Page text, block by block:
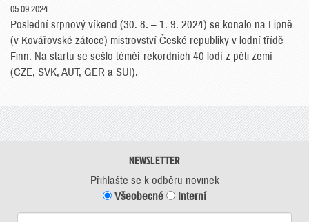
05.09.2024
Poslední srpnový víkend (30. 8. – 1. 9. 2024) se konalo na Lipně
(v Kovářovské zátoce) mistrovství České republiky v lodní třídě
Finn. Na startu se sešlo téměř rekordních 40 lodí z pěti zemí
(CZE, SVK, AUT, GER a SUI).
NEWSLETTER
Přihlašte se k odběru novinek
Všeobecné
Interní